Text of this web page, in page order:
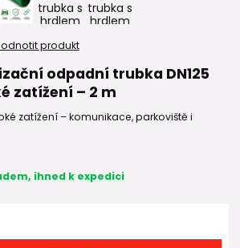
produkt
odpadní trubka DN125
zatížení – 2 m
zatížení – komunikace, parkoviště i
ihned k expedici